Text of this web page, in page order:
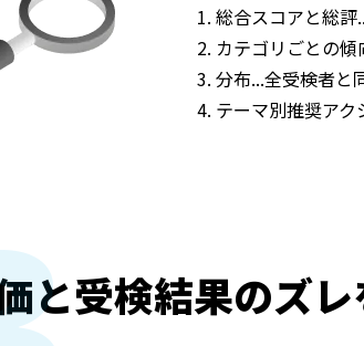
総合スコアと総
カテゴリごとの
分布...全受検者と
テーマ別推奨ア
と受検結果のズ